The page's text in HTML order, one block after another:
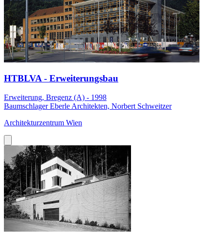
HTBLVA - Erweiterungsbau
Erweiterung, Bregenz (A) - 1998
Baumschlager Eberle Architekten, Norbert Schweitzer
Architekturzentrum Wien